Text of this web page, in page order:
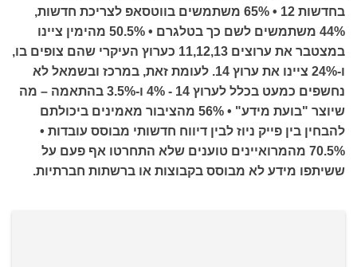
בחדשות 12 • 65% משתמשים בווטסאפ לצריכת חדשות,
44% משתמשים לשם כך בטלגרם • 50.5% מהימין ציינו
במצטבר את ערוצים 11,12,13 כערוץ העיקרי שהם צופים בו,
ו-24% ציינו את ערוץ 14. לעומת זאת, במרכז ובשמאל לא
נחשפים כמעט בכלל לערוץ 14 - 4% ו-3.5% בהתאמה – מה
שיוצר "בועת מידע" • 56% מהציבור מאמינים ביכולתם
להבחין בין פייק ניוז לבין דיווח חדשותי מבוסס עובדות •
70.5% מהמרואיינים טוענים שלא התחרטו אף פעם על
ששיתפו מידע לא מבוסס בקבוצות או ברשתות חברתיות.